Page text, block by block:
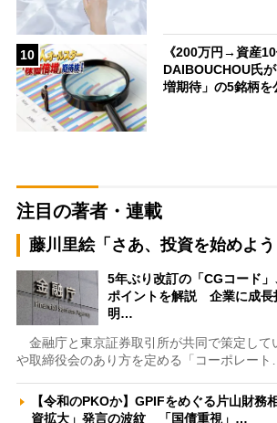
10
《200万円→資産
DAIBOUCHOU氏
増期待」の5銘柄
注目の著者・連載
藤川里絵「さあ、投資を始めよう
5年ぶり改訂の「CGコード
ポイントを解説 企業に成長
明…
金融庁と東京証券取引所が共同で策定して
や取締役会のあり方を定める「コーポレート…
【令和のPKOか】GPIFをめぐる片山財務
資拡大」発言の波紋 「国債重視」…